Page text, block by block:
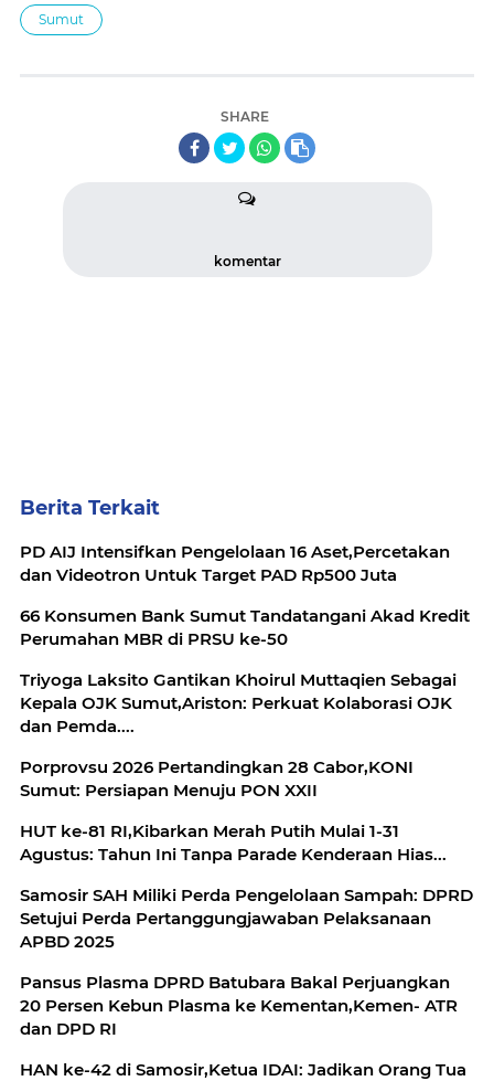
Sumut
SHARE
komentar
Berita Terkait
PD AIJ Intensifkan Pengelolaan 16 Aset,Percetakan
dan Videotron Untuk Target PAD Rp500 Juta
66 Konsumen Bank Sumut Tandatangani Akad Kredit
Perumahan MBR di PRSU ke-50
Triyoga Laksito Gantikan Khoirul Muttaqien Sebagai
Kepala OJK Sumut,Ariston: Perkuat Kolaborasi OJK
dan Pemda....
Porprovsu 2026 Pertandingkan 28 Cabor,KONI
Sumut: Persiapan Menuju PON XXII
HUT ke-81 RI,Kibarkan Merah Putih Mulai 1-31
Agustus: Tahun Ini Tanpa Parade Kenderaan Hias...
Samosir SAH Miliki Perda Pengelolaan Sampah: DPRD
Setujui Perda Pertanggungjawaban Pelaksanaan
APBD 2025
Pansus Plasma DPRD Batubara Bakal Perjuangkan
20 Persen Kebun Plasma ke Kementan,Kemen- ATR
dan DPD RI
HAN ke-42 di Samosir,Ketua IDAI: Jadikan Orang Tua